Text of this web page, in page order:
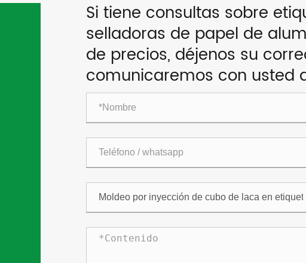
Si tiene consultas sobre
selladoras de papel de
de precios, déjenos su
comunicaremos con usted